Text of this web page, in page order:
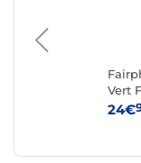
Vert
24€